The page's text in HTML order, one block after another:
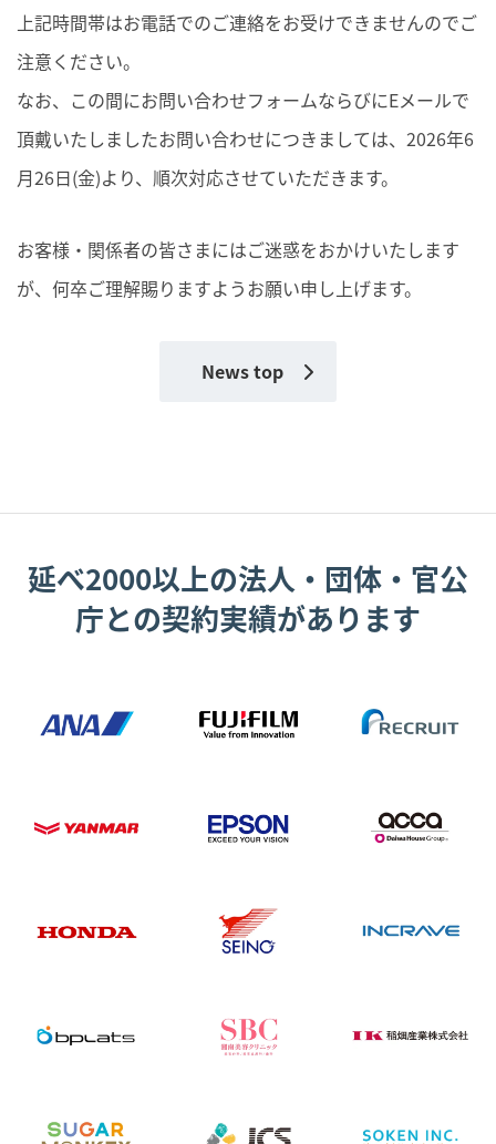
上記時間帯はお電話でのご連絡をお受けできませんのでご
注意ください。
なお、この間にお問い合わせフォームならびにEメールで
頂戴いたしましたお問い合わせにつきましては、2026年6
月26日(金)より、順次対応させていただきます。
お客様・関係者の皆さまにはご迷惑をおかけいたします
が、何卒ご理解賜りますようお願い申し上げます。
News top
延べ2000以上の法人・団体・官公
庁との契約実績があります